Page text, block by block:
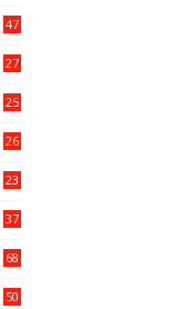
47
27
25
26
23
37
68
50